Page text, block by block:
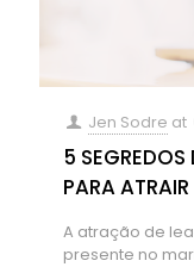
Jen Sodre at
5
PARA
A atração de
presente no